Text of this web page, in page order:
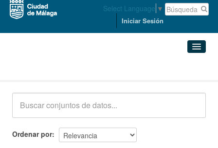
Select Language ▼
Iniciar Sesión
Ordenar por